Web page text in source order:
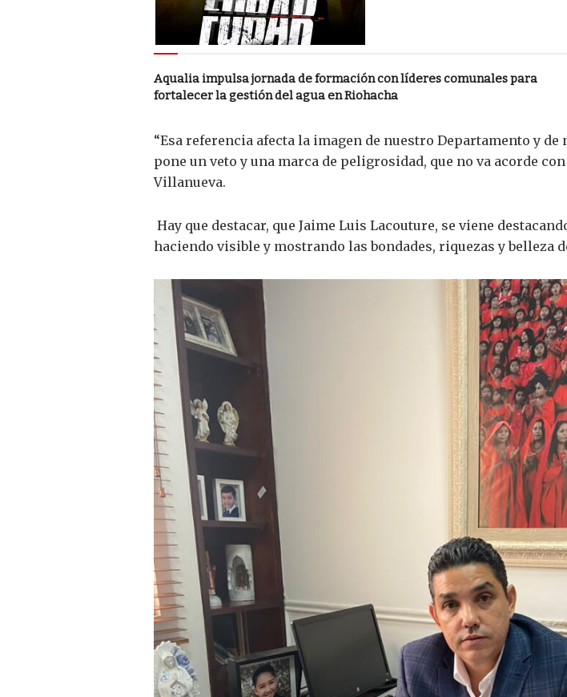
Aqualia impulsa jornada de formación con líderes comunales para
fortalecer la gestión del agua en Riohacha
“Esa referencia afecta la imagen de nuestro Departamento y
pone un veto y una marca de peligrosidad, que no va acorde
Villanueva.
Hay que destacar, que Jaime Luis Lacouture, se viene
haciendo visible y mostrando las bondades, riquezas y belleza